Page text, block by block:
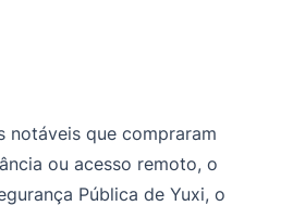
notáveis que compraram
ou acesso remoto, o
Pública de Yuxi, o